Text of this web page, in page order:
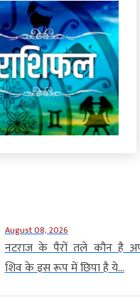
August 08, 2026
नटराज के पैरों तले कौन है
शिव के इस रूप में छिपा है ये...